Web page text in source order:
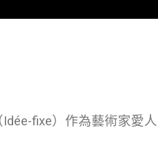
Idée-fixe）作為藝術家愛